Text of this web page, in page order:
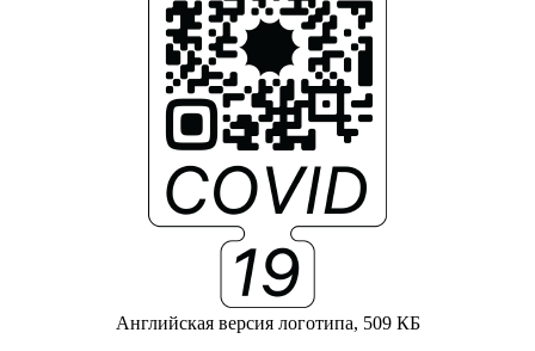
Английская версия логотипа, 509 КБ